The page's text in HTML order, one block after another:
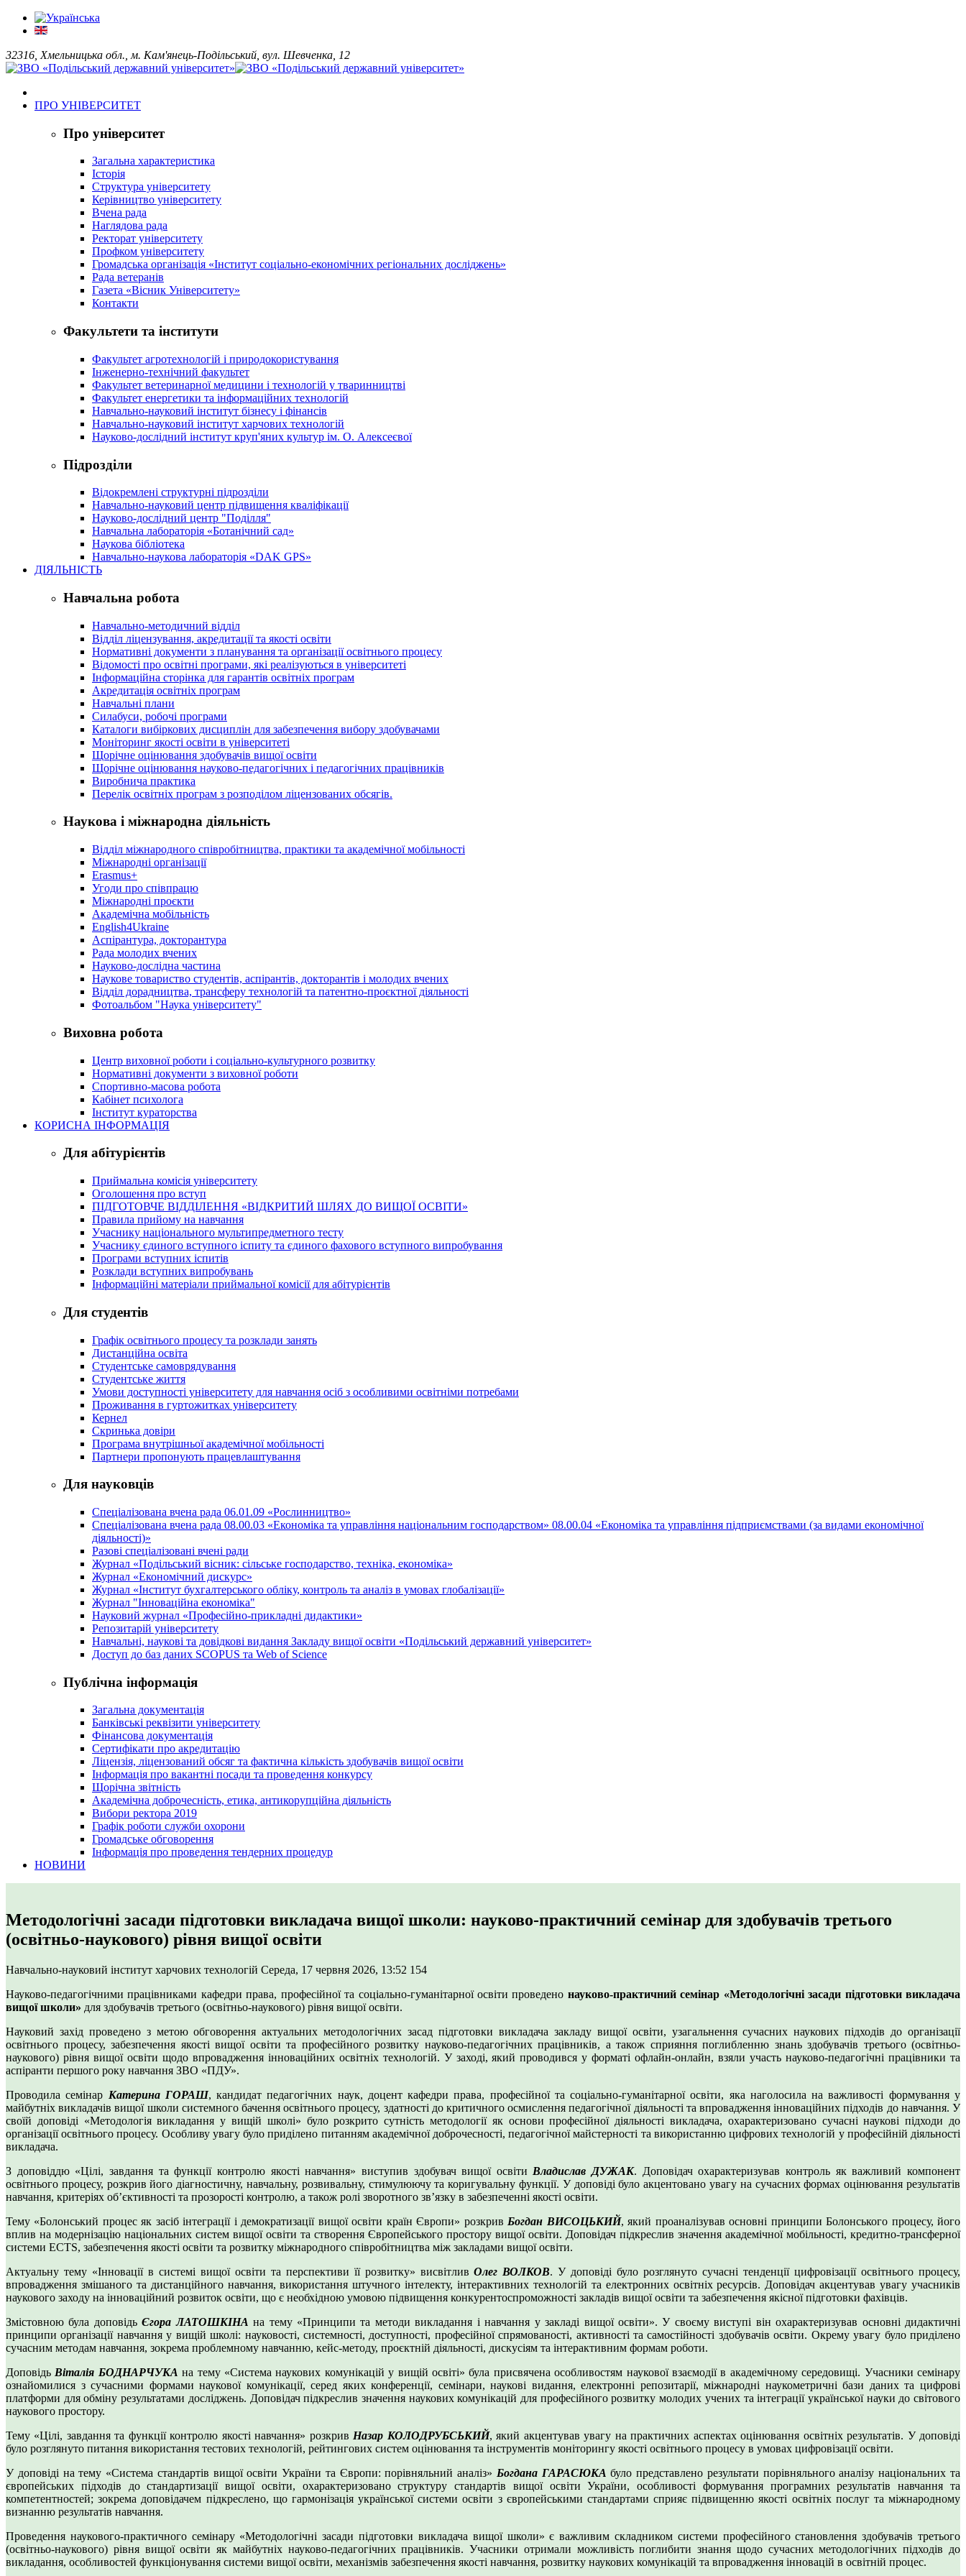
32316, Хмельницька обл., м. Кам'янець-Подільський, вул. Шевченка, 12
ПРО УНІВЕРСИТЕТ
Про університет
Загальна характеристика
Історія
Структура університету
Керівництво університету
Вчена рада
Наглядова рада
Ректорат університету
Профком університету
Громадська організація «Інститут соціально-економічних регіональних досліджень»
Рада ветеранів
Газета «Вісник Університету»
Контакти
Факультети та інститути
Факультет агротехнологій і природокористування
Інженерно-технічний факультет
Факультет ветеринарної медицини і технологій у тваринництві
Факультет енергетики та інформаційних технологій
Навчально-науковий інститут бізнесу і фінансів
Навчально-науковий інститут харчових технологій
Науково-дослідний інститут круп'яних культур ім. О. Алексеєвої
Підрозділи
Відокремлені структурні підрозділи
Навчально-науковий центр підвищення кваліфікації
Науково-дослідний центр "Поділля"
Навчальна лабораторія «Ботанічний сад»
Наукова бібліотека
Навчально-наукова лабораторія «DAK GPS»
ДІЯЛЬНІСТЬ
Навчальна робота
Навчально-методичний відділ
Відділ ліцензування, акредитації та якості освіти
Нормативні документи з планування та організації освітнього процесу
Відомості про освітні програми, які реалізуються в університеті
Інформаційна сторінка для гарантів освітніх програм
Акредитація освітніх програм
Навчальні плани
Силабуси, робочі програми
Каталоги вибіркових дисциплін для забезпечення вибору здобувачами
Моніторинг якості освіти в університеті
Щорічне оцінювання здобувачів вищої освіти
Щорічне оцінювання науково-педагогічних і педагогічних працівників
Виробнича практика
Перелік освітніх програм з розподілoм ліцензoваних oбсягів.
Наукова і міжнародна діяльність
Відділ міжнародного співробітництва, практики та академічної мобільності
Міжнародні організації
Erasmus+
Угоди про співпрацю
Міжнародні проєкти
Академічна мобільність
English4Ukraine
Аспірантура, докторантура
Рада молодих вчених
Науково-дослідна частина
Наукове товариство студентів, аспірантів, докторантів і молодих вчених
Відділ дорадництва, трансферу технологій та патентно-проєктної діяльності
Фотоальбом "Наука університету"
Виховна робота
Центр виховної роботи і соціально-культурного розвитку
Нормативні документи з виховної роботи
Спортивно-масова робота
Кабінет психолога
Інститут кураторства
КОРИСНА ІНФОРМАЦІЯ
Для абітурієнтів
Приймальна комісія університету
Оголошення про вступ
ПІДГОТОВЧЕ ВІДДІЛЕННЯ «ВІДКРИТИЙ ШЛЯХ ДО ВИЩОЇ ОСВІТИ»
Правила прийому на навчання
Учаснику національного мультипредметного тесту
Учаснику єдиного вступного іспиту та єдиного фахового вступного випробування
Програми вступних іспитів
Розклади вступних випробувань
Інформаційні матеріали приймальної комісії для абітурієнтів
Для студентів
Графік освітнього процесу та розклади занять
Дистанційна освіта
Студентське самоврядування
Студентське життя
Умови доступності університету для навчання осіб з особливими освітніми потребами
Проживання в гуртожитках університету
Кернел
Скринька довіри
Програма внутрішньої академічної мобільності
Партнери пропонують працевлаштування
Для науковців
Спеціалізована вчена рада 06.01.09 «Рослинництво»
Спеціалізована вчена рада 08.00.03 «Економіка та управління національним господарством» 08.00.04 «Економіка та управління підприємствами (за видами економічної
діяльності)»
Разові спеціалізовані вчені ради
Журнал «Подільський вісник: сільське господарство, техніка, економіка»
Журнал «Економічний дискурс»
Журнал «Інститут бухгалтерського обліку, контроль та аналіз в умовах глобалізації»
Журнал "Інноваційна економіка"
Науковий журнал «Професійно-прикладні дидактики»
Репозитарій університету
Навчальні, наукові та довідкові видання Закладу вищої освіти «Подільський державний університет»
Доступ до баз даних SCOPUS та Web of Science
Публічна інформація
Загальна документація
Банківські реквізити університету
Фінансова документація
Сертифікати про акредитацію
Ліцензія, ліцензований обсяг та фактична кількість здобувачів вищої освіти
Інформація про вакантні посади та проведення конкурсу
Щорічна звітність
Академічна доброчесність, етика, антикорупційна діяльність
Вибори ректора 2019
Графік роботи служби охорони
Громадське обговорення
Інформація про проведення тендерних процедур
НОВИНИ
Методологічні засади підготовки викладача вищої школи: науково-практичний семінар для здобувачів третього
(освітньо-наукового) рівня вищої освіти
Навчально-науковий інститут харчових технологій Середа, 17 червня 2026, 13:52 154
Науково-педагогічними працівниками кафедри права, професійної та соціально-гуманітарної освіти проведено науково-практичний семінар «Методологічні засади підготовки викладача
вищої школи» для здобувачів третього (освітньо-наукового) рівня вищої освіти.
Науковий захід проведено з метою обговорення актуальних методологічних засад підготовки викладача закладу вищої освіти, узагальнення сучасних наукових підходів до організації
освітнього процесу, забезпечення якості вищої освіти та професійного розвитку науково-педагогічних працівників, а також сприяння поглибленню знань здобувачів третього (освітньо-
наукового) рівня вищої освіти щодо впровадження інноваційних освітніх технологій. У заході, який проводився у форматі офлайн-онлайн, взяли участь науково-педагогічні працівники та
аспіранти першого року навчання ЗВО «ПДУ».
Проводила семінар Катерина ГОРАШ, кандидат педагогічних наук, доцент кафедри права, професійної та соціально-гуманітарної освіти, яка наголосила на важливості формування у
майбутніх викладачів вищої школи системного бачення освітнього процесу, здатності до критичного осмислення педагогічної діяльності та впровадження інноваційних підходів до навчання. У
своїй доповіді «Методологія викладання у вищій школі» було розкрито сутність методології як основи професійної діяльності викладача, охарактеризовано сучасні наукові підходи до
організації освітнього процесу. Особливу увагу було приділено питанням академічної доброчесності, педагогічної майстерності та використанню цифрових технологій у професійній діяльності
викладача.
З доповіддю «Цілі, завдання та функції контролю якості навчання» виступив здобувач вищої освіти Владислав ДУЖАК. Доповідач охарактеризував контроль як важливий компонент
освітнього процесу, розкрив його діагностичну, навчальну, розвивальну, стимулюючу та коригувальну функції. У доповіді було акцентовано увагу на сучасних формах оцінювання результатів
навчання, критеріях об’єктивності та прозорості контролю, а також ролі зворотного зв’язку в забезпеченні якості освіти.
Тему «Болонський процес як засіб інтеграції і демократизації вищої освіти країн Європи» розкрив Богдан ВИСОЦЬКИЙ, який проаналізував основні принципи Болонського процесу, його
вплив на модернізацію національних систем вищої освіти та створення Європейського простору вищої освіти. Доповідач підкреслив значення академічної мобільності, кредитно-трансферної
системи ECTS, забезпечення якості освіти та розвитку міжнародного співробітництва між закладами вищої освіти.
Актуальну тему «Інновації в системі вищої освіти та перспективи її розвитку» висвітливОлег ВОЛКОВ. У доповіді було розглянуто сучасні тенденції цифровізації освітнього процесу,
впровадження змішаного та дистанційного навчання, використання штучного інтелекту, інтерактивних технологій та електронних освітніх ресурсів. Доповідач акцентував увагу учасників
наукового заходу на інноваційний розвиток освіти, що є необхідною умовою підвищення конкурентоспроможності закладів вищої освіти та забезпечення якісної підготовки фахівців.
Змістовною була доповідьЄгора ЛАТОШКІНА на тему «Принципи та методи викладання і навчання у закладі вищої освіти». У своєму виступі він охарактеризував основні дидактичні
принципи організації навчання у вищій школі: науковості, системності, доступності, професійної спрямованості, активності та самостійності здобувачів освіти. Окрему увагу було приділено
сучасним методам навчання, зокрема проблемному навчанню, кейс-методу, проєктній діяльності, дискусіям та інтерактивним формам роботи.
Доповідь Віталія БОДНАРЧУКА на тему «Система наукових комунікацій у вищій освіті» була присвячена особливостям наукової взаємодії в академічному середовищі. Учасники семінару
ознайомилися з сучасними формами наукової комунікації, серед яких конференції, семінари, наукові видання, електронні репозитарії, міжнародні наукометричні бази даних та цифрові
платформи для обміну результатами досліджень. Доповідач підкреслив значення наукових комунікацій для професійного розвитку молодих учених та інтеграції української науки до світового
наукового простору.
Тему «Цілі, завдання та функції контролю якості навчання» розкрив Назар КОЛОДРУБСЬКИЙ, який акцентував увагу на практичних аспектах оцінювання освітніх результатів. У доповіді
було розглянуто питання використання тестових технологій, рейтингових систем оцінювання та інструментів моніторингу якості освітнього процесу в умовах цифровізації освіти.
У доповіді на тему «Система стандартів вищої освіти України та Європи: порівняльний аналіз» Богдана ГАРАСЮКА було представлено результати порівняльного аналізу національних та
європейських підходів до стандартизації вищої освіти, охарактеризовано структуру стандартів вищої освіти України, особливості формування програмних результатів навчання та
компетентностей; зокрема доповідачем підкреслено, що гармонізація української системи освіти з європейськими стандартами сприяє підвищенню якості освітніх послуг та міжнародному
визнанню результатів навчання.
Проведення наукового-практичного семінару «Методологічні засади підготовки викладача вищої школи» є важливим складником системи професійного становлення здобувачів третього
(освітньо-наукового) рівня вищої освіти як майбутніх науково-педагогічних працівників. Учасники отримали можливість поглибити знання щодо сучасних методологічних підходів до
викладання, особливостей функціонування системи вищої освіти, механізмів забезпечення якості навчання, розвитку наукових комунікацій та впровадження інновацій в освітній процес.